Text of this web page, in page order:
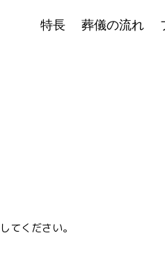
特長 葬儀の流れ
してください。